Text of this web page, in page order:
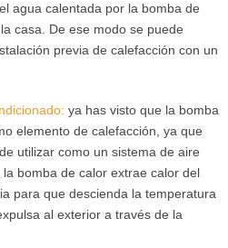
agua calentada por la bomba de
casa. De ese modo se puede
previa de calefacción con un
: ya has visto que la bomba
elemento de calefacción, ya que
utilizar como un sistema de aire
bomba de calor extrae calor del
para que descienda la temperatura
al exterior a través de la